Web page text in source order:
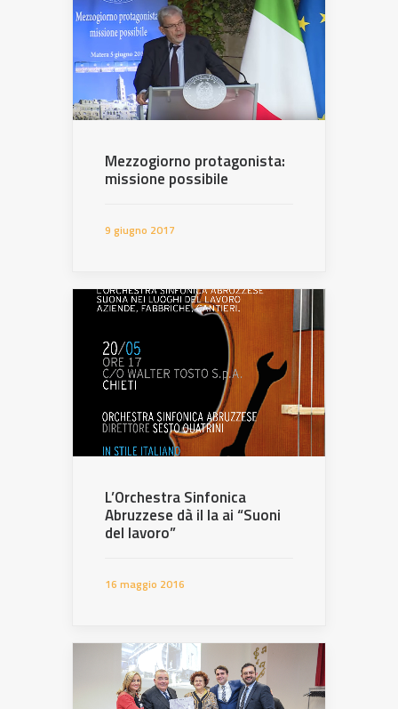
Mezzogiorno protagonista:
missione possibile
9 giugno 2017
L’Orchestra Sinfonica
Abruzzese dà il la ai “Suoni
del lavoro”
16 maggio 2016